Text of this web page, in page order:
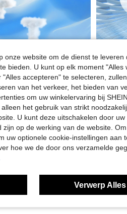
onze website om de dienst te leveren
bieden. U kunt op elk moment "Alles
accepteren" te selecteren,
van het verkeer, het bieden van
om uw winkelervaring bij
het gebruik van strikt
U kunt deze uitschakelen door uw
op de werking van de website.
uw optionele cookie-instellingen aan
hoe we de door ons verzamelde
Verwerp Alles